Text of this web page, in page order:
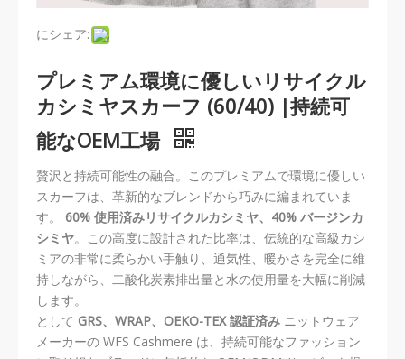
にシェア:
プレミアム環境に優しいリサイクル
カシミヤスカーフ (60/40) |持続可
能なOEM工場
贅沢と持続可能性の融合。このプレミアムで環境に優しい
スカーフは、革新的なブレンドから巧みに編まれていま
す。 60% 使用済みリサイクルカシミヤ、40% バージンカ
シミヤ。この高度に設計された比率は、伝統的な高級カシ
ミアの非常に柔らかい手触り、通気性、暖かさを完全に維
持しながら、二酸化炭素排出量と水の使用量を大幅に削減
します。
として GRS、WRAP、OEKO-TEX 認証済み ニットウェア
メーカーの WFS Cashmere は、持続可能なファッション